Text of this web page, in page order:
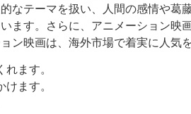
テーマを扱い、人間の感情や葛
す。さらに、アニメーション映
映画は、海外市場で着実に人気を
ます。
ます。